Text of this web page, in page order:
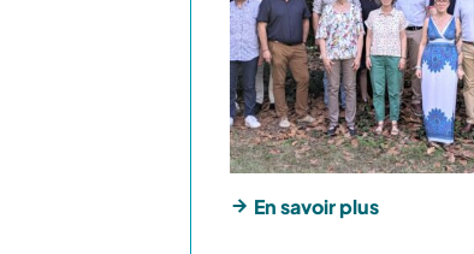
En savoir plus